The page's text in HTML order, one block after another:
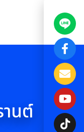
นต์